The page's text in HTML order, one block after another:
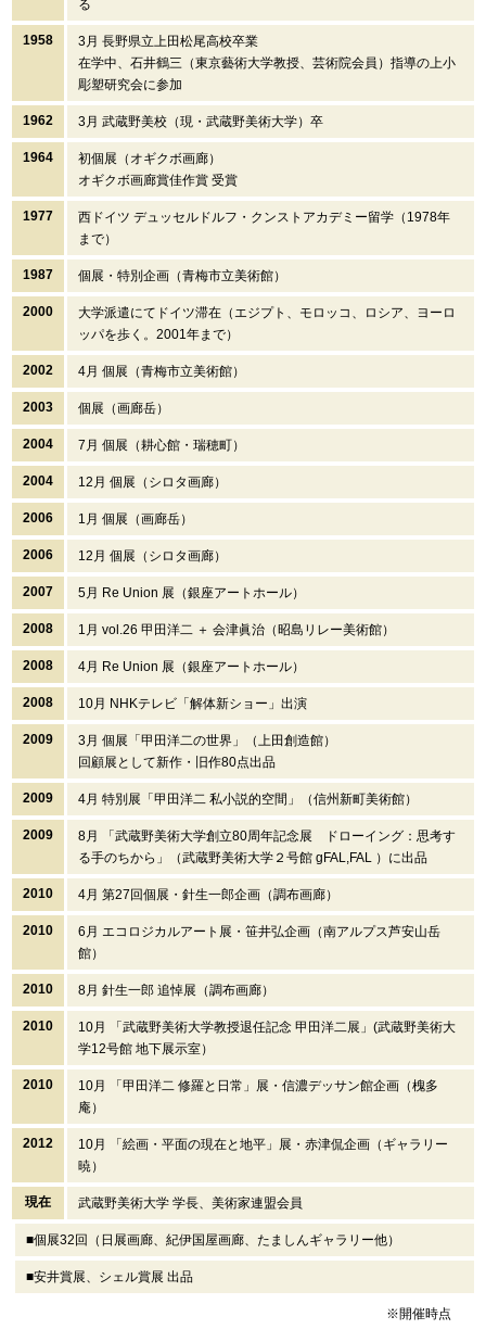
る
1958
3月 長野県立上田松尾高校卒業
在学中、石井鶴三（東京藝術大学教授、芸術院会員）指導の上小
彫塑研究会に参加
1962 3月 武蔵野美校（現・武蔵野美術大学）卒
1964
初個展（オギクボ画廊）
オギクボ画廊賞佳作賞 受賞
1977
西ドイツ デュッセルドルフ・クンストアカデミー留学（1978年
まで）
1987 個展・特別企画（青梅市立美術館）
2000
大学派遣にてドイツ滞在（エジプト、モロッコ、ロシア、ヨーロ
ッパを歩く。2001年まで）
2002 4月 個展（青梅市立美術館）
2003 個展（画廊岳）
2004 7月 個展（耕心館・瑞穂町）
2004 12月 個展（シロタ画廊）
2006 1月 個展（画廊岳）
2006 12月 個展（シロタ画廊）
2007 5月 Re Union 展（銀座アートホール）
2008 1月 vol.26 甲田洋二 ＋ 会津眞治（昭島リレー美術館）
2008 4月 Re Union 展（銀座アートホール）
2008 10月 NHKテレビ「解体新ショー」出演
2009
3月 個展「甲田洋二の世界」（上田創造館）
回顧展として新作・旧作80点出品
2009 4月 特別展「甲田洋二 私小説的空間」（信州新町美術館）
2009
8月 「武蔵野美術大学創立80周年記念展 ドローイング：思考す
る手のちから」（武蔵野美術大学２号館 gFAL,FAL ）に出品
2010 4月 第27回個展・針生一郎企画（調布画廊）
2010
6月 エコロジカルアート展・笹井弘企画（南アルプス芦安山岳
館）
2010 8月 針生一郎 追悼展（調布画廊）
2010
10月 「武蔵野美術大学教授退任記念 甲田洋二展」(武蔵野美術大
学12号館 地下展示室）
2010
10月 「甲田洋二 修羅と日常」展・信濃デッサン館企画（槐多
庵）
2012
10月 「絵画・平面の現在と地平」展・赤津侃企画（ギャラリー
暁）
現在 武蔵野美術大学 学長、美術家連盟会員
■個展32回（日展画廊、紀伊国屋画廊、たましんギャラリー他）
■安井賞展、シェル賞展 出品
※開催時点